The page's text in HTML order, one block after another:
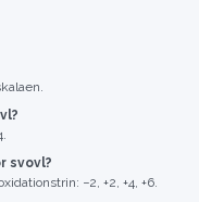
svovl?
−2, +2, +4, +6.